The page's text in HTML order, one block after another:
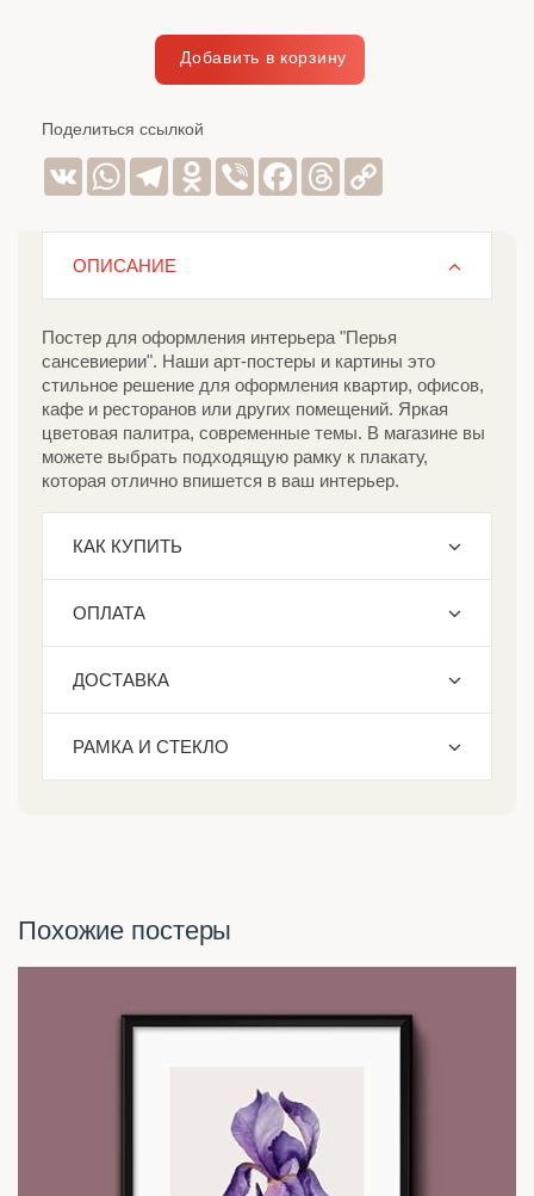
Поделиться ссылкой
VK WhatsAppTelegramOdnoklassniki
Viber Facebook
Threads
ОПИСАНИЕ
Постер для оформления интерьера "Перья
сансевиерии". Наши арт-постеры и картины это
стильное решение для оформления квартир, офисов,
кафе и ресторанов или других помещений. Яркая
цветовая палитра, современные темы. В магазине вы
можете выбрать подходящую рамку к плакату,
которая отлично впишется в ваш интерьер.
КАК КУПИТЬ
ОПЛАТА
ДОСТАВКА
РАМКА И СТЕКЛО
Похожие постеры